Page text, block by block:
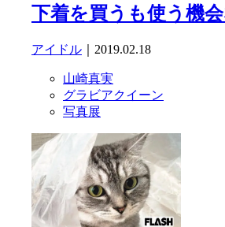
下着を買うも使う機
アイドル ｜2019.02.18
山崎真実
グラビアクイーン
写真展